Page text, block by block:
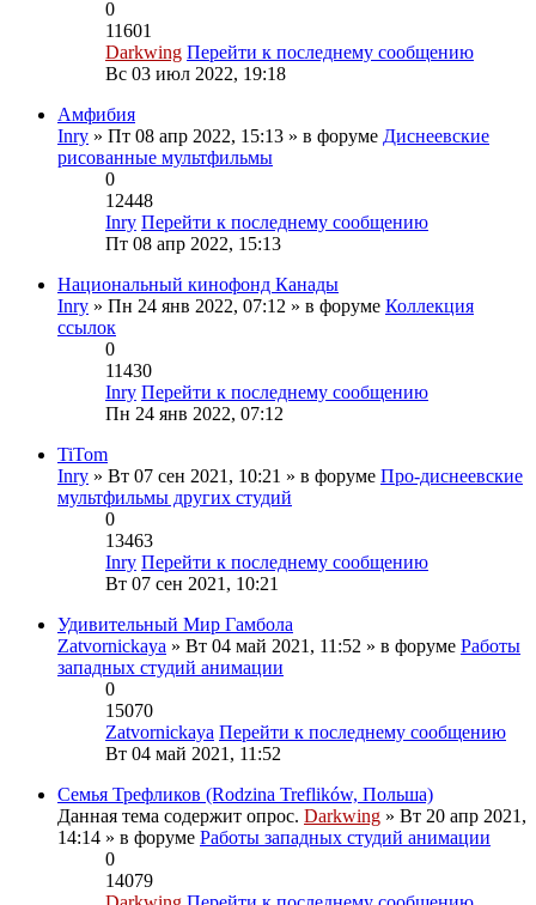
0
11601
Darkwing Перейти к последнему сообщению
Вс 03 июл 2022, 19:18
Амфибия
Inry » Пт 08 апр 2022, 15:13 » в форуме Диснеевские
рисованные мультфильмы
0
12448
Inry Перейти к последнему сообщению
Пт 08 апр 2022, 15:13
Национальный кинофонд Канады
Inry » Пн 24 янв 2022, 07:12 » в форуме Коллекция
ссылок
0
11430
Inry Перейти к последнему сообщению
Пн 24 янв 2022, 07:12
TiTom
Inry » Вт 07 сен 2021, 10:21 » в форуме Про-диснеевские
мультфильмы других студий
0
13463
Inry Перейти к последнему сообщению
Вт 07 сен 2021, 10:21
Удивительный Мир Гамбола
Zatvornickaya » Вт 04 май 2021, 11:52 » в форуме Работы
западных студий анимации
0
15070
Zatvornickaya Перейти к последнему сообщению
Вт 04 май 2021, 11:52
Семья Трефликов (Rodzina Treflików, Польша)
Данная тема содержит опрос. Darkwing » Вт 20 апр 2021,
14:14 » в форуме Работы западных студий анимации
0
14079